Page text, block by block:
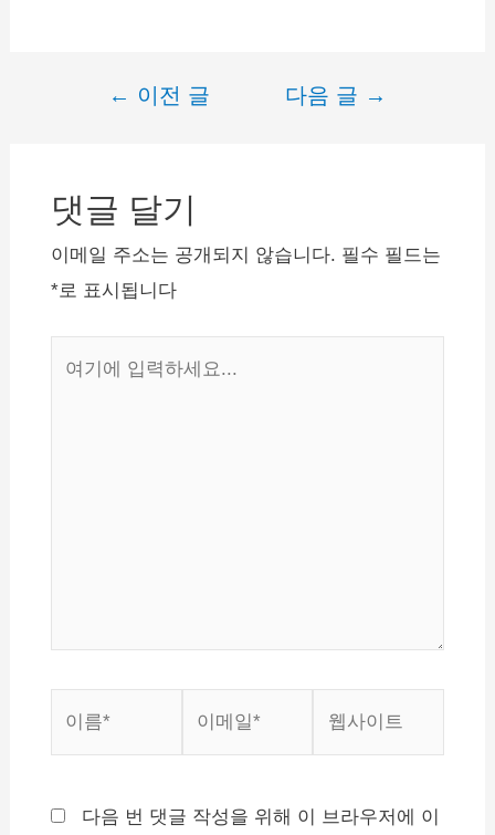
게
← 이전 글 다음 글 →
댓글 달기
이메일 주소는 공개되지 않습니다. 필수 필드는
*로 표시됩니다
*
트
다음 번 댓글 작성을 위해 이 브라우저에 이